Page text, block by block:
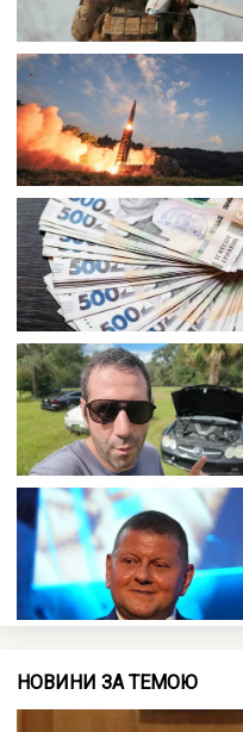
НОВИНИ ЗА ТЕМОЮ